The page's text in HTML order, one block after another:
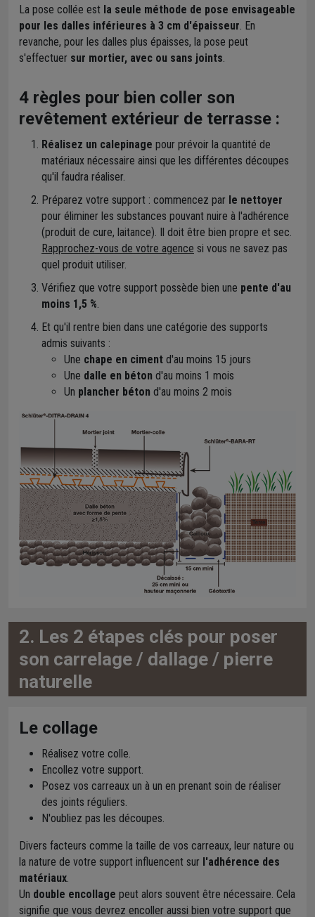
La pose collée est la seule méthode de pose envisageable
pour les dalles inférieures à 3 cm d'épaisseur. En
revanche, pour les dalles plus épaisses, la pose peut
s'effectuer sur mortier, avec ou sans joints.
4 règles pour bien coller son
revêtement extérieur de terrasse :
Réalisez un calepinage pour prévoir la quantité de
matériaux nécessaire ainsi que les différentes découpes
qu'il faudra réaliser.
Préparez votre support : commencez par le nettoyer
pour éliminer les substances pouvant nuire à l'adhérence
(produit de cure, laitance). Il doit être bien propre et sec.
Rapprochez-vous de votre agence si vous ne savez pas
quel produit utiliser.
Vérifiez que votre support possède bien une pente d'au
moins 1,5 %.
Et qu'il rentre bien dans une catégorie des supports
admis suivants :
Une chape en ciment d'au moins 15 jours
Une dalle en béton d'au moins 1 mois
Un plancher béton d'au moins 2 mois
2. Les 2 étapes clés pour poser
son carrelage / dallage / pierre
naturelle
Le collage
Réalisez votre colle.
Encollez votre support.
Posez vos carreaux un à un en prenant soin de réaliser
des joints réguliers.
N'oubliez pas les découpes.
Divers facteurs comme la taille de vos carreaux, leur nature ou
la nature de votre support influencent sur l'adhérence des
matériaux.
Un double encollage peut alors souvent être nécessaire. Cela
signifie que vous devrez encoller aussi bien votre support que